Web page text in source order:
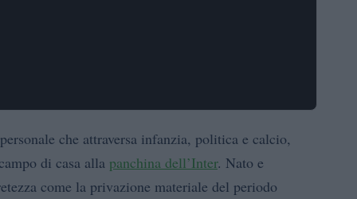
che attraversa infanzia, politica e calcio,
di casa alla panchina dell’Inter. Nato e
come la privazione materiale del periodo